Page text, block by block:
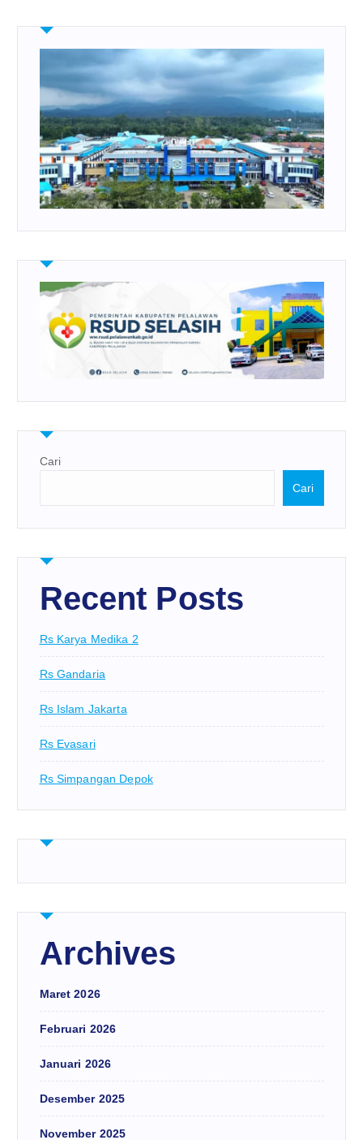
Cari
Cari
Recent Posts
Rs Karya Medika 2
Rs Gandaria
Rs Islam Jakarta
Rs Evasari
Rs Simpangan Depok
Archives
Maret 2026
Februari 2026
Januari 2026
Desember 2025
November 2025